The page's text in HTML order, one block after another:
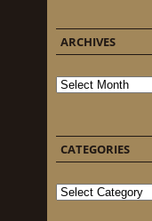
ARCHIVES
Archives
CATEGORIES
Categories